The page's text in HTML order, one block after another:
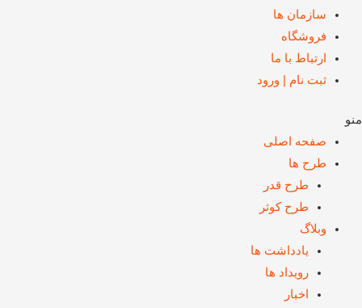
سازمان ها
فروشگاه
ارتباط با ما
ثبت نام | ورود
منو
صفحه اصلی
طرح ها
طرح قدر
طرح کوثر
وبلاگ
یادداشت ها
رويداد ها
اخبار